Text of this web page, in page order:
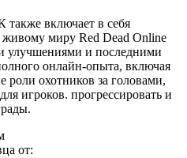
также включает в себя
миру Red Dead Online
улучшениями и последними
онлайн-опыта, включая
роли охотников за головами,
игроков. прогрессировать и
от: